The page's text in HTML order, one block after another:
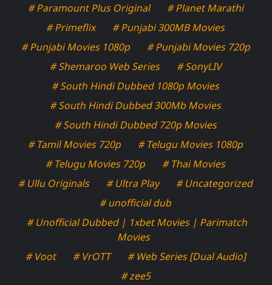
# Paramount Plus Original
# Planet Marathi
# Primeflix
# Punjabi 300MB Movies
# Punjabi Movies 1080p
# Punjabi Movies 720p
# Shemaroo Web Series
# SonyLIV
# South Hindi Dubbed 1080p Movies
# South Hindi Dubbed 300Mb Movies
# South Hindi Dubbed 720p Movies
# Tamil Movies 720p
# Telugu Movies 1080p
# Telugu Movies 720p
# Thai Movies
# Ullu Originals
# Ultra Play
# Uncategorized
# unofficial dub
# Unofficial Dubbed | 1xbet Movies | Parimatch
Movies
# Voot
# VrOTT
# Web Series [Dual Audio]
# zee5